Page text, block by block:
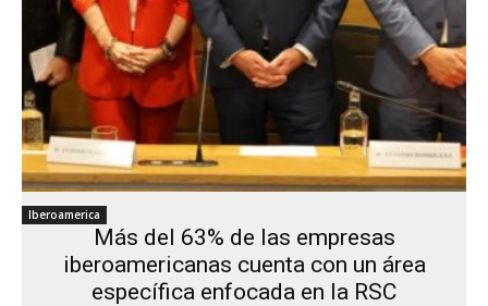
Iberoamerica
Más del 63% de las empresas
iberoamericanas cuenta con un área
específica enfocada en la RSC